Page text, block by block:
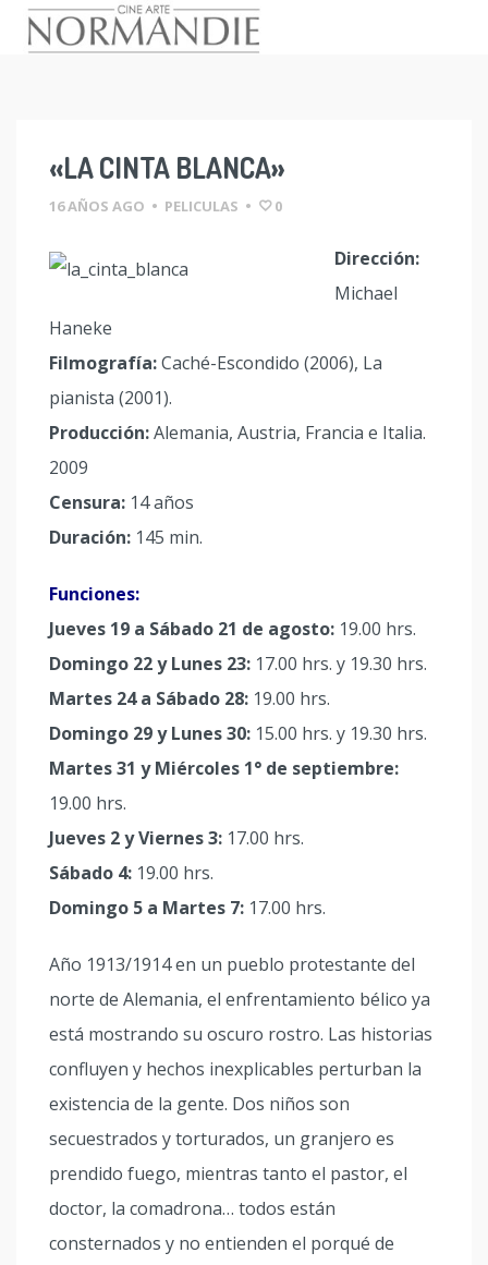
«LA CINTA BLANCA»
16 AÑOS AGO • PELICULAS • 0
Dirección:
Michael
Haneke
Filmografía:Caché-Escondido (2006), La
pianista (2001).
Producción:Alemania, Austria, Francia e Italia.
2009
Censura: 14 años
Duración: 145 min.
Funciones:
Jueves 19 a Sábado 21 de agosto: 19.00 hrs.
Domingo 22 y Lunes 23: 17.00 hrs. y 19.30 hrs.
Martes 24 a Sábado 28: 19.00 hrs.
Domingo 29 y Lunes 30: 15.00 hrs. y 19.30 hrs.
Martes 31 y Miércoles 1° de septiembre:
19.00 hrs.
Jueves 2 y Viernes 3: 17.00 hrs.
Sábado 4: 19.00 hrs.
Domingo 5 a Martes 7: 17.00 hrs.
Año 1913/1914 en un pueblo protestante del
norte de Alemania, el enfrentamiento bélico ya
está mostrando su oscuro rostro. Las historias
confluyen y hechos inexplicables perturban la
existencia de la gente. Dos niños son
secuestrados y torturados, un granjero es
prendido fuego, mientras tanto el pastor, el
doctor, la comadrona… todos están
consternados y no entienden el porqué de